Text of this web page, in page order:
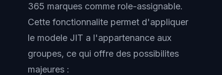
365 marques comme role-assignable.
Cette fonctionnalite permet d'appliquer
le modele JIT a l'appartenance aux
groupes, ce qui offre des possibilites
majeures :